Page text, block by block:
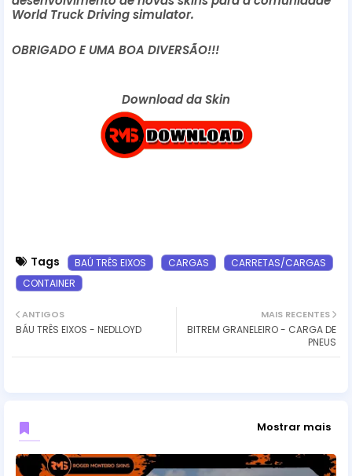
World Truck Driving simulator.
OBRIGADO E UMA BOA DIVERSÃO!!!
Download da Skin
Tags BAÚ TRÊS EIXOS CARGAS
CARRETAS/CARGAS
CONTAINER
MAIS RECENTES
BITREM GRANELEIRO - CARGA DE
PNEUS
ANTIGOS
BÁU TRÊS EIXOS - NEDLLOYD
Mostrar mais